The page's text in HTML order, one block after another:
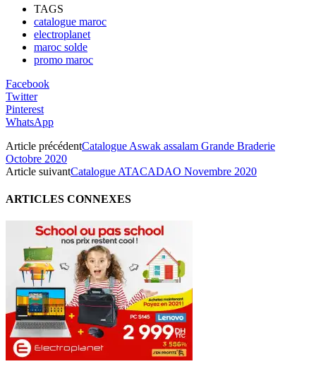
TAGS
catalogue maroc
electroplanet
maroc solde
promo maroc
Facebook
Twitter
Pinterest
WhatsApp
Article précédentCatalogue Aswak assalam Grande Braderie
Octobre 2020
Article suivantCatalogue ATACADAO Novembre 2020
ARTICLES CONNEXES